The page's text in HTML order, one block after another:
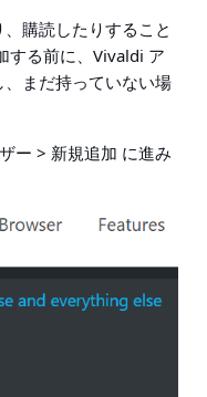
購読したりすること
する前に、Vivaldi ア
まだ持っていない場
ー > 新規追加 に進み